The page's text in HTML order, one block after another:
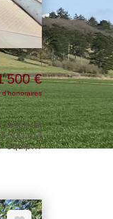
500 €
d'honoraires
m2